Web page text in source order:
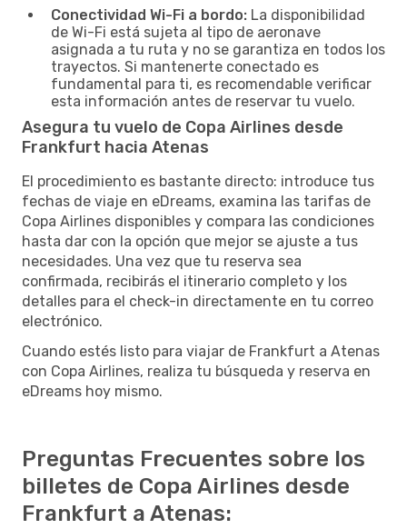
Conectividad Wi-Fi a bordo: La disponibilidad
de Wi-Fi está sujeta al tipo de aeronave
asignada a tu ruta y no se garantiza en todos los
trayectos. Si mantenerte conectado es
fundamental para ti, es recomendable verificar
esta información antes de reservar tu vuelo.
Asegura tu vuelo de Copa Airlines desde
Frankfurt hacia Atenas
El procedimiento es bastante directo: introduce tus
fechas de viaje en eDreams, examina las tarifas de
Copa Airlines disponibles y compara las condiciones
hasta dar con la opción que mejor se ajuste a tus
necesidades. Una vez que tu reserva sea
confirmada, recibirás el itinerario completo y los
detalles para el check-in directamente en tu correo
electrónico.
Cuando estés listo para viajar de Frankfurt a Atenas
con Copa Airlines, realiza tu búsqueda y reserva en
eDreams hoy mismo.
Preguntas Frecuentes sobre los
billetes de Copa Airlines desde
Frankfurt a Atenas: